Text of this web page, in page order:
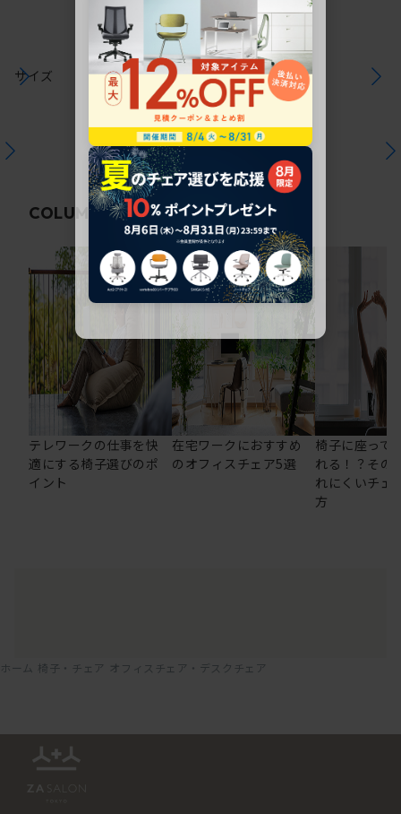
サイズ
COLUMN関連コラム
テレワークの仕事を快
適にする椅子選びのポ
イント
在宅ワークにおすすめ
のオフィスチェア5選
椅子に座って
れる！？その
れにくいチェ
方
ホーム 椅子・チェア オフィスチェア・デスクチェア